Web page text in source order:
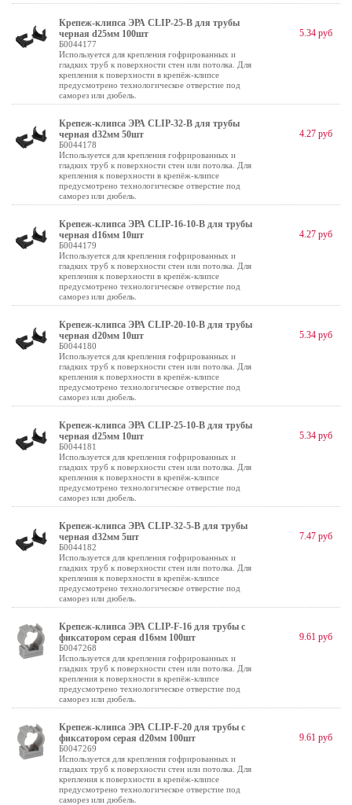
Крепеж-клипса ЭРА CLIP-25-B для трубы
черная d25мм 100шт
Б0044177
Используется для крепления гофрированных и
гладких труб к поверхности стен или потолка. Для
крепления к поверхности в крепёж-клипсе
предусмотрено технологическое отверстие под
саморез или дюбель.
5.34 руб
Крепеж-клипса ЭРА CLIP-32-B для трубы
черная d32мм 50шт
Б0044178
Используется для крепления гофрированных и
гладких труб к поверхности стен или потолка. Для
крепления к поверхности в крепёж-клипсе
предусмотрено технологическое отверстие под
саморез или дюбель.
4.27 руб
Крепеж-клипса ЭРА CLIP-16-10-B для трубы
черная d16мм 10шт
Б0044179
Используется для крепления гофрированных и
гладких труб к поверхности стен или потолка. Для
крепления к поверхности в крепёж-клипсе
предусмотрено технологическое отверстие под
саморез или дюбель.
4.27 руб
Крепеж-клипса ЭРА CLIP-20-10-B для трубы
черная d20мм 10шт
Б0044180
Используется для крепления гофрированных и
гладких труб к поверхности стен или потолка. Для
крепления к поверхности в крепёж-клипсе
предусмотрено технологическое отверстие под
саморез или дюбель.
5.34 руб
Крепеж-клипса ЭРА CLIP-25-10-B для трубы
черная d25мм 10шт
Б0044181
Используется для крепления гофрированных и
гладких труб к поверхности стен или потолка. Для
крепления к поверхности в крепёж-клипсе
предусмотрено технологическое отверстие под
саморез или дюбель.
5.34 руб
Крепеж-клипса ЭРА CLIP-32-5-B для трубы
черная d32мм 5шт
Б0044182
Используется для крепления гофрированных и
гладких труб к поверхности стен или потолка. Для
крепления к поверхности в крепёж-клипсе
предусмотрено технологическое отверстие под
саморез или дюбель.
7.47 руб
Крепеж-клипса ЭРА CLIP-F-16 для трубы с
фиксатором серая d16мм 100шт
Б0047268
Используется для крепления гофрированных и
гладких труб к поверхности стен или потолка. Для
крепления к поверхности в крепёж-клипсе
предусмотрено технологическое отверстие под
саморез или дюбель.
9.61 руб
Крепеж-клипса ЭРА CLIP-F-20 для трубы с
фиксатором серая d20мм 100шт
Б0047269
Используется для крепления гофрированных и
гладких труб к поверхности стен или потолка. Для
крепления к поверхности в крепёж-клипсе
предусмотрено технологическое отверстие под
саморез или дюбель.
9.61 руб